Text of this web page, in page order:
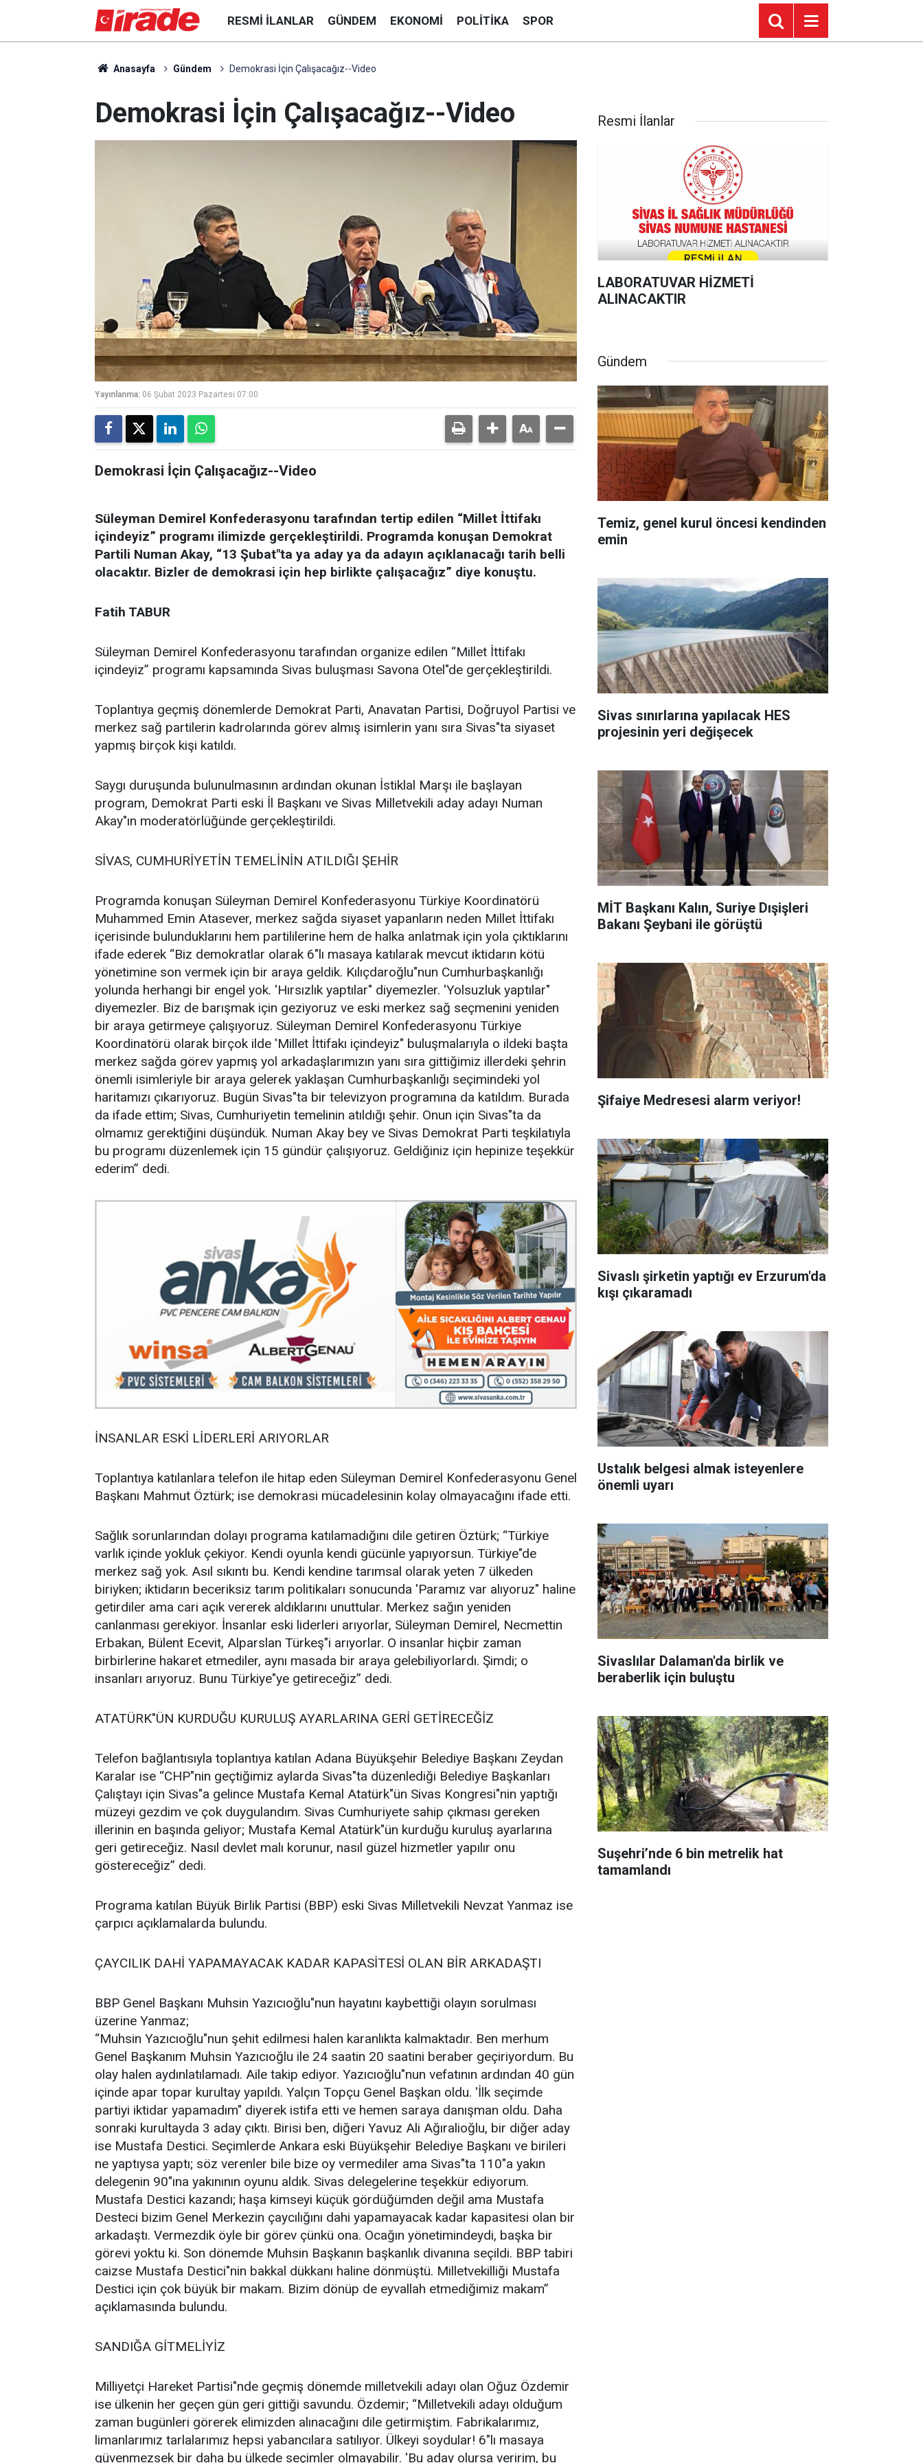
RESMI İLANLAR GÜNDEM EKONOMI POLITIKA SPOR
Anasayfa Gündem Demokrasi İçin Çalışacağız--Video
Demokrasi İçin Çalışacağız--Video
Yayınlanma: 06 Şubat 2023 Pazartesi 07:00
Demokrasi İçin Çalışacağız--Video
Süleyman Demirel Konfederasyonu tarafından tertip edilen “Millet İttifakı
içindeyiz” programı ilimizde gerçekleştirildi. Programda konuşan Demokrat
Partili Numan Akay, “13 Şubat"ta ya aday ya da adayın açıklanacağı tarih belli
olacaktır. Bizler de demokrasi için hep birlikte çalışacağız” diye konuştu.
Fatih TABUR
Süleyman Demirel Konfederasyonu tarafından organize edilen “Millet İttifakı
içindeyiz” programı kapsamında Sivas buluşması Savona Otel"de gerçekleştirildi.
Toplantıya geçmiş dönemlerde Demokrat Parti, Anavatan Partisi, Doğruyol Partisi ve
merkez sağ partilerin kadrolarında görev almış isimlerin yanı sıra Sivas"ta siyaset
yapmış birçok kişi katıldı.
Saygı duruşunda bulunulmasının ardından okunan İstiklal Marşı ile başlayan
program, Demokrat Parti eski İl Başkanı ve Sivas Milletvekili aday adayı Numan
Akay"ın moderatörlüğünde gerçekleştirildi.
SİVAS, CUMHURİYETİN TEMELİNİN ATILDIĞI ŞEHİR
Programda konuşan Süleyman Demirel Konfederasyonu Türkiye Koordinatörü
Muhammed Emin Atasever, merkez sağda siyaset yapanların neden Millet İttifakı
içerisinde bulunduklarını hem partililerine hem de halka anlatmak için yola çıktıklarını
ifade ederek “Biz demokratlar olarak 6"lı masaya katılarak mevcut iktidarın kötü
yönetimine son vermek için bir araya geldik. Kılıçdaroğlu"nun Cumhurbaşkanlığı
yolunda herhangi bir engel yok. 'Hırsızlık yaptılar" diyemezler. 'Yolsuzluk yaptılar"
diyemezler. Biz de barışmak için geziyoruz ve eski merkez sağ seçmenini yeniden
bir araya getirmeye çalışıyoruz. Süleyman Demirel Konfederasyonu Türkiye
Koordinatörü olarak birçok ilde 'Millet İttifakı içindeyiz" buluşmalarıyla o ildeki başta
merkez sağda görev yapmış yol arkadaşlarımızın yanı sıra gittiğimiz illerdeki şehrin
önemli isimleriyle bir araya gelerek yaklaşan Cumhurbaşkanlığı seçimindeki yol
haritamızı çıkarıyoruz. Bugün Sivas"ta bir televizyon programına da katıldım. Burada
da ifade ettim; Sivas, Cumhuriyetin temelinin atıldığı şehir. Onun için Sivas"ta da
olmamız gerektiğini düşündük. Numan Akay bey ve Sivas Demokrat Parti teşkilatıyla
bu programı düzenlemek için 15 gündür çalışıyoruz. Geldiğiniz için hepinize teşekkür
ederim” dedi.
İNSANLAR ESKİ LİDERLERİ ARIYORLAR
Toplantıya katılanlara telefon ile hitap eden Süleyman Demirel Konfederasyonu Genel
Başkanı Mahmut Öztürk; ise demokrasi mücadelesinin kolay olmayacağını ifade etti.
Sağlık sorunlarından dolayı programa katılamadığını dile getiren Öztürk; “Türkiye
varlık içinde yokluk çekiyor. Kendi oyunla kendi gücünle yapıyorsun. Türkiye"de
merkez sağ yok. Asıl sıkıntı bu. Kendi kendine tarımsal olarak yeten 7 ülkeden
biriyken; iktidarın beceriksiz tarım politikaları sonucunda 'Paramız var alıyoruz" haline
getirdiler ama cari açık vererek aldıklarını unuttular. Merkez sağın yeniden
canlanması gerekiyor. İnsanlar eski liderleri arıyorlar, Süleyman Demirel, Necmettin
Erbakan, Bülent Ecevit, Alparslan Türkeş"i arıyorlar. O insanlar hiçbir zaman
birbirlerine hakaret etmediler, aynı masada bir araya gelebiliyorlardı. Şimdi; o
insanları arıyoruz. Bunu Türkiye"ye getireceğiz” dedi.
ATATÜRK"ÜN KURDUĞU KURULUŞ AYARLARINA GERİ GETİRECEĞİZ
Telefon bağlantısıyla toplantıya katılan Adana Büyükşehir Belediye Başkanı Zeydan
Karalar ise “CHP"nin geçtiğimiz aylarda Sivas"ta düzenlediği Belediye Başkanları
Çalıştayı için Sivas"a gelince Mustafa Kemal Atatürk"ün Sivas Kongresi"nin yaptığı
müzeyi gezdim ve çok duygulandım. Sivas Cumhuriyete sahip çıkması gereken
illerinin en başında geliyor; Mustafa Kemal Atatürk"ün kurduğu kuruluş ayarlarına
geri getireceğiz. Nasıl devlet malı korunur, nasıl güzel hizmetler yapılır onu
göstereceğiz” dedi.
Programa katılan Büyük Birlik Partisi (BBP) eski Sivas Milletvekili Nevzat Yanmaz ise
çarpıcı açıklamalarda bulundu.
ÇAYCILIK DAHİ YAPAMAYACAK KADAR KAPASİTESİ OLAN BİR ARKADAŞTI
BBP Genel Başkanı Muhsin Yazıcıoğlu"nun hayatını kaybettiği olayın sorulması
üzerine Yanmaz;
“Muhsin Yazıcıoğlu"nun şehit edilmesi halen karanlıkta kalmaktadır. Ben merhum
Genel Başkanım Muhsin Yazıcıoğlu ile 24 saatin 20 saatini beraber geçiriyordum. Bu
olay halen aydınlatılamadı. Aile takip ediyor. Yazıcıoğlu"nun vefatının ardından 40 gün
içinde apar topar kurultay yapıldı. Yalçın Topçu Genel Başkan oldu. 'İlk seçimde
partiyi iktidar yapamadım" diyerek istifa etti ve hemen saraya danışman oldu. Daha
sonraki kurultayda 3 aday çıktı. Birisi ben, diğeri Yavuz Ali Ağıralioğlu, bir diğer aday
ise Mustafa Destici. Seçimlerde Ankara eski Büyükşehir Belediye Başkanı ve birileri
ne yaptıysa yaptı; söz verenler bile bize oy vermediler ama Sivas"ta 110"a yakın
delegenin 90"ına yakınının oyunu aldık. Sivas delegelerine teşekkür ediyorum.
Mustafa Destici kazandı; haşa kimseyi küçük gördüğümden değil ama Mustafa
Desteci bizim Genel Merkezin çaycılığını dahi yapamayacak kadar kapasitesi olan bir
arkadaştı. Vermezdik öyle bir görev çünkü ona. Ocağın yönetimindeydi, başka bir
görevi yoktu ki. Son dönemde Muhsin Başkanın başkanlık divanına seçildi. BBP tabiri
caizse Mustafa Destici"nin bakkal dükkanı haline dönmüştü. Milletvekilliği Mustafa
Destici için çok büyük bir makam. Bizim dönüp de eyvallah etmediğimiz makam”
açıklamasında bulundu.
SANDIĞA GİTMELİYİZ
Milliyetçi Hareket Partisi"nde geçmiş dönemde milletvekili adayı olan Oğuz Özdemir
ise ülkenin her geçen gün geri gittiği savundu. Özdemir; “Milletvekili adayı olduğum
zaman bugünleri görerek elimizden alınacağını dile getirmiştim. Fabrikalarımız,
limanlarımız tarlalarımız hepsi yabancılara satılıyor. Ülkeyi soydular! 6"lı masaya
güvenmezsek bir daha bu ülkede seçimler olmayabilir. 'Bu aday olursa veririm, bu
Resmi İlanlar
LABORATUVAR HİZMETİ
ALINACAKTIR
Gündem
Temiz, genel kurul öncesi kendinden
emin
Sivas sınırlarına yapılacak HES
projesinin yeri değişecek
MİT Başkanı Kalın, Suriye Dışişleri
Bakanı Şeybani ile görüştü
Şifaiye Medresesi alarm veriyor!
Sivaslı şirketin yaptığı ev Erzurum'da
kışı çıkaramadı
Ustalık belgesi almak isteyenlere
önemli uyarı
Sivaslılar Dalaman'da birlik ve
beraberlik için buluştu
Suşehri’nde 6 bin metrelik hat
tamamlandı